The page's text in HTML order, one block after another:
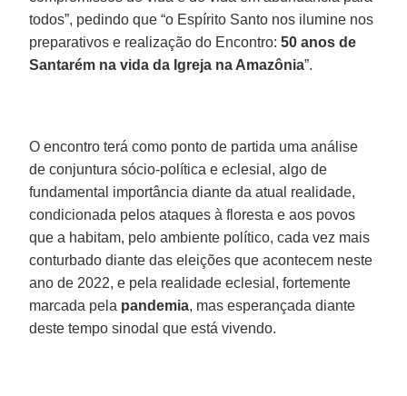
todos”, pedindo que “o Espírito Santo nos ilumine nos
preparativos e realização do Encontro:50 anos de
Santarém na vida da Igreja na Amazônia”.
O encontro terá como ponto de partida uma análise
de conjuntura sócio-política e eclesial, algo de
fundamental importância diante da atual realidade,
condicionada pelos ataques à floresta e aos povos
que a habitam, pelo ambiente político, cada vez mais
conturbado diante das eleições que acontecem neste
ano de 2022, e pela realidade eclesial, fortemente
marcada pela pandemia, mas esperançada diante
deste tempo sinodal que está vivendo.